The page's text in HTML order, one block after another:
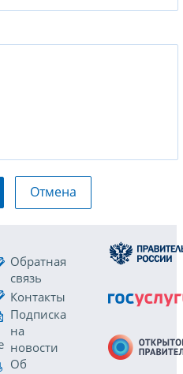
Отмена
Обратная
связь
Контакты
Подписка
на
новости
Об